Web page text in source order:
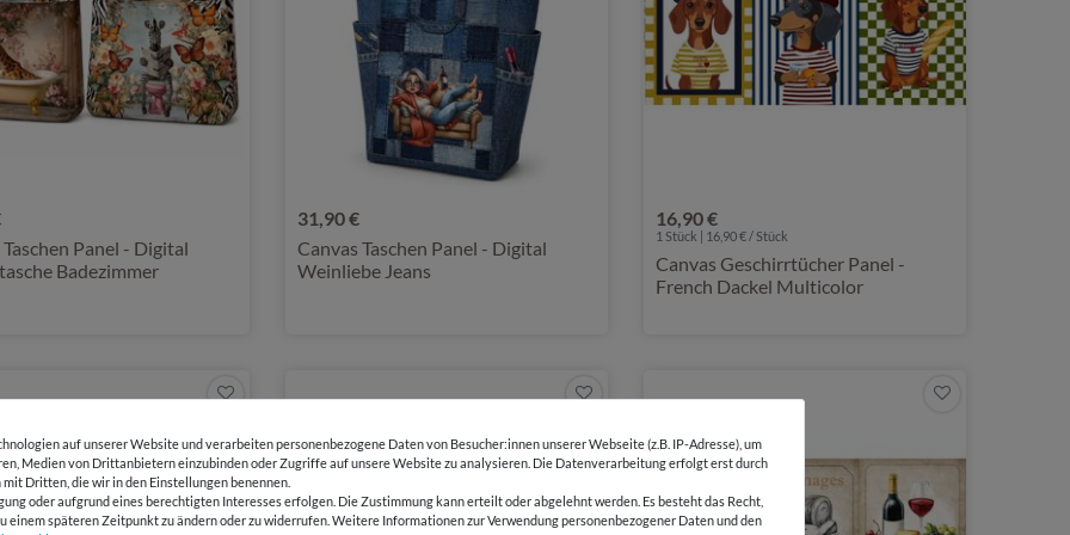
Panel - Digital
Badezimmer
31,90 €
Canvas Taschen Panel - Digital
Weinliebe Jeans
16,90 €
1 Stück | 16,90 € / Stück
Canvas Geschirrtücher Panel -
French Dackel Multicolor
auf unserer Website und verarbeiten personenbezogene Daten von Besucher:innen unserer Webseite (z.B. IP-Adresse), um
Medien von Drittanbietern einzubinden oder Zugriffe auf unsere Website zu analysieren. Die Datenverarbeitung erfolgt erst durch
Dritten, die wir in den Einstellungen benennen.
oder aufgrund eines berechtigten Interesses erfolgen. Die Zustimmung kann erteilt oder abgelehnt werden. Es besteht das Recht,
einem späteren Zeitpunkt zu ändern oder zu widerrufen. Weitere Informationen zur Verwendung personenbezogener Daten und den